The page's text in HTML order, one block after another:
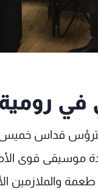
في رومية
قداس خميس
موسيقى قوى
والملازمين